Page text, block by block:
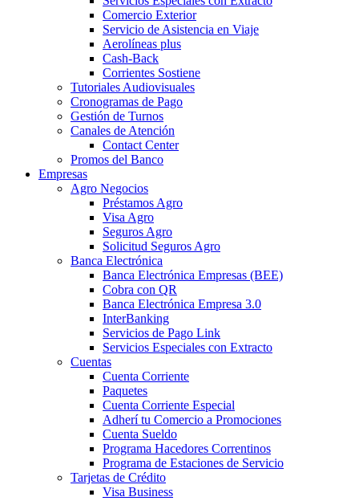
Comercio Exterior
Servicio de Asistencia en Viaje
Aerolíneas plus
Cash-Back
Corrientes Sostiene
Tutoriales Audiovisuales
Cronogramas de Pago
Gestión de Turnos
Canales de Atención
Contact Center
Promos del Banco
Empresas
Agro Negocios
Préstamos Agro
Visa Agro
Seguros Agro
Solicitud Seguros Agro
Banca Electrónica
Banca Electrónica Empresas (BEE)
Cobra con QR
Banca Electrónica Empresa 3.0
InterBanking
Servicios de Pago Link
Servicios Especiales con Extracto
Cuentas
Cuenta Corriente
Paquetes
Cuenta Corriente Especial
Adherí tu Comercio a Promociones
Cuenta Sueldo
Programa Hacedores Correntinos
Programa de Estaciones de Servicio
Tarjetas de Crédito
Visa Business